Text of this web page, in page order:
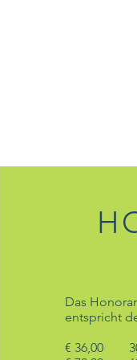
Das
entspricht
€ 36,00